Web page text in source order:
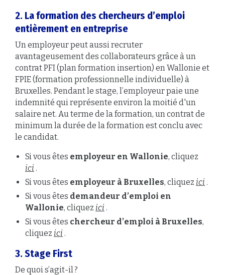
2. La formation des chercheurs d’emploi
entièrement en entreprise
Un employeur peut aussi recruter
avantageusement des collaborateurs grâce à un
contrat PFI (plan formation insertion) en Wallonie et
FPIE (formation professionnelle individuelle) à
Bruxelles. Pendant le stage, l’employeur paie une
indemnité qui représente environ la moitié d'un
salaire net. Au terme de la formation, un contrat de
minimum la durée de la formation est conclu avec
le candidat.
Si vous êtes employeur en Wallonie, cliquez
ici .
Si vous êtes employeur à Bruxelles, cliquez ici .
Si vous êtes demandeur d’emploi en
Wallonie, cliquez ici .
Si vous êtes chercheur d’emploi à Bruxelles,
cliquez ici .
3. Stage First
De quoi s’agit-il?